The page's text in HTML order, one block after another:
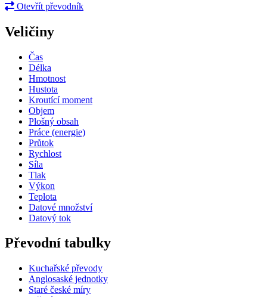
Otevřít převodník
Veličiny
Čas
Délka
Hmotnost
Hustota
Kroutící moment
Objem
Plošný obsah
Práce (energie)
Průtok
Rychlost
Síla
Tlak
Výkon
Teplota
Datové množství
Datový tok
Převodní tabulky
Kuchařské převody
Anglosaské jednotky
Staré české míry